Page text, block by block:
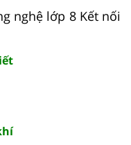
nghệ lớp 8 Kết nối